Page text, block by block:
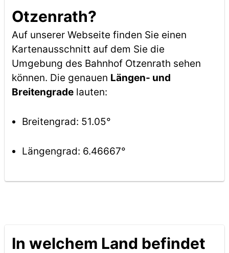
Otzenrath?
Auf unserer Webseite finden Sie einen
Kartenausschnitt auf dem Sie die
Umgebung des Bahnhof Otzenrath sehen
können. Die genauen Längen- und
Breitengradelauten:
Breitengrad: 51.05°
Längengrad: 6.46667°
In welchem Land befindet